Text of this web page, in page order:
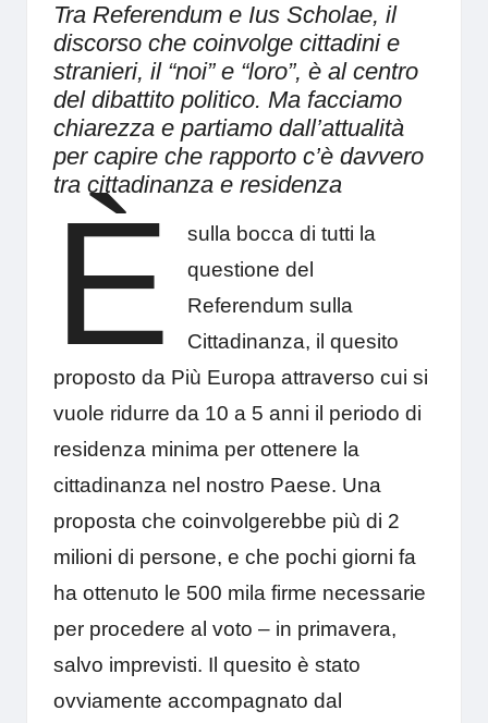
Tra Referendum e Ius Scholae, il
discorso che coinvolge cittadini e
stranieri, il “noi” e “loro”, è al centro
del dibattito politico. Ma facciamo
chiarezza e partiamo dall’attualità
per capire che rapporto c’è davvero
tra cittadinanza e residenza
È
sulla bocca di tutti la
questione del
Referendum sulla
Cittadinanza, il quesito
proposto da Più Europa attraverso cui si
vuole ridurre da 10 a 5 anni il periodo di
residenza minima per ottenere la
cittadinanza nel nostro Paese. Una
proposta che coinvolgerebbe più di 2
milioni di persone, e che pochi giorni fa
ha ottenuto le 500 mila firme necessarie
per procedere al voto – in primavera,
salvo imprevisti. Il quesito è stato
ovviamente accompagnato dal